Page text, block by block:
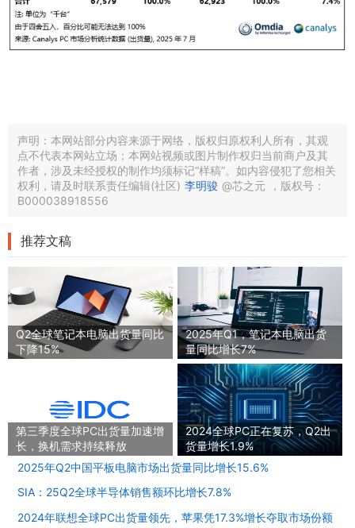
声明：本网站部分内容来源于网络，版权归原权利人所有，其观
点不代表本网站立场；本网站视频或图片制作权归当前商户及其
作者，涉及未经授权的制作均须标记“样稿”。如内容侵犯了您相关
权利，请及时联系责任编辑(社区) 李明骏 @芯之元
，版权号：
B000038918556
推荐文稿
Q2全球笔记本电脑出货量同比
下降15%
2025年Q1，笔记本电脑出货
量同比增长7%
第三季度全球PC出货量加速增
长，换机需求持续释放
2024全球PC正在复苏，Q2出
货量增长1.9%
2025年Q2中国平板电脑市场出货量同比增长15.6%
SIA：25Q2全球半导体销售额环比增长7.8%
2024年联想全球PC出货量领先，苹果凭17.3%增长夺取市场份额